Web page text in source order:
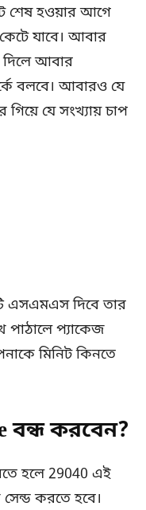
শেষ হওয়ার আগে
যাবে। আবার
দিলে আবার
বলবে। আবারও যে
গিয়ে যে সংখ্যায় চাপ
এসএমএস দিবে তার
পাঠালে প্যাকেজ
মিনিট কিনতে
বন্ধ করবেন?
হলে 29040 এই
সেন্ড করতে হবে।